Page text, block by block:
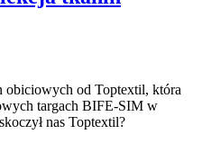
obiciowych od Toptextil, która
targach BIFE-SIM w
nas Toptextil?